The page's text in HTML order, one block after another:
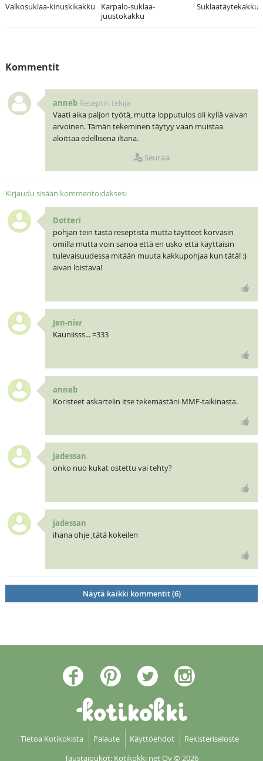
Valkosuklaa-kinuskikakku
Karpalo-suklaa-
juustokakku
Suklaatäytekakku
Kommentit
anneb Reseptin tekijä
Vaati aika paljon työtä, mutta lopputulos oli kyllä vaivan
arvoinen. Tämän tekeminen täytyy vaan muistaa
aloittaa edellisenä iltana.
Seuraa
Kirjaudu sisään kommentoidaksesi
Dotteri
pohjan tein tästä reseptistä mutta täytteet korvasin
omilla mutta voin sanoa että en usko että käyttäisin
tulevaisuudessa mitään muuta kakkupohjaa kun tätä! :)
aivan loistava!
Jen-niw
Kauniisss... =333
anneb
Koristeet askartelin itse tekemästäni MMF-taikinasta.
jadessan
onko nuo kukat ostettu vai tehty?
jadessan
ihana ohje ,tätä kokeilen
Näytä kaikki kommentit (6)
Tietoa Kotikokista Palaute Käyttöehdot
Rekisteriseloste
Taustajoukot: Kotikokki net Oy© 2026